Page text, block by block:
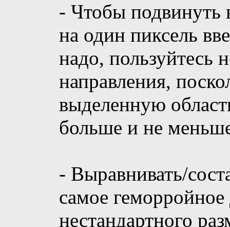
- Чтобы подвинуть
на один пиксель
надо,
направления,
выделенную
больше и не
- Выравнивать/
самое
нестандартного